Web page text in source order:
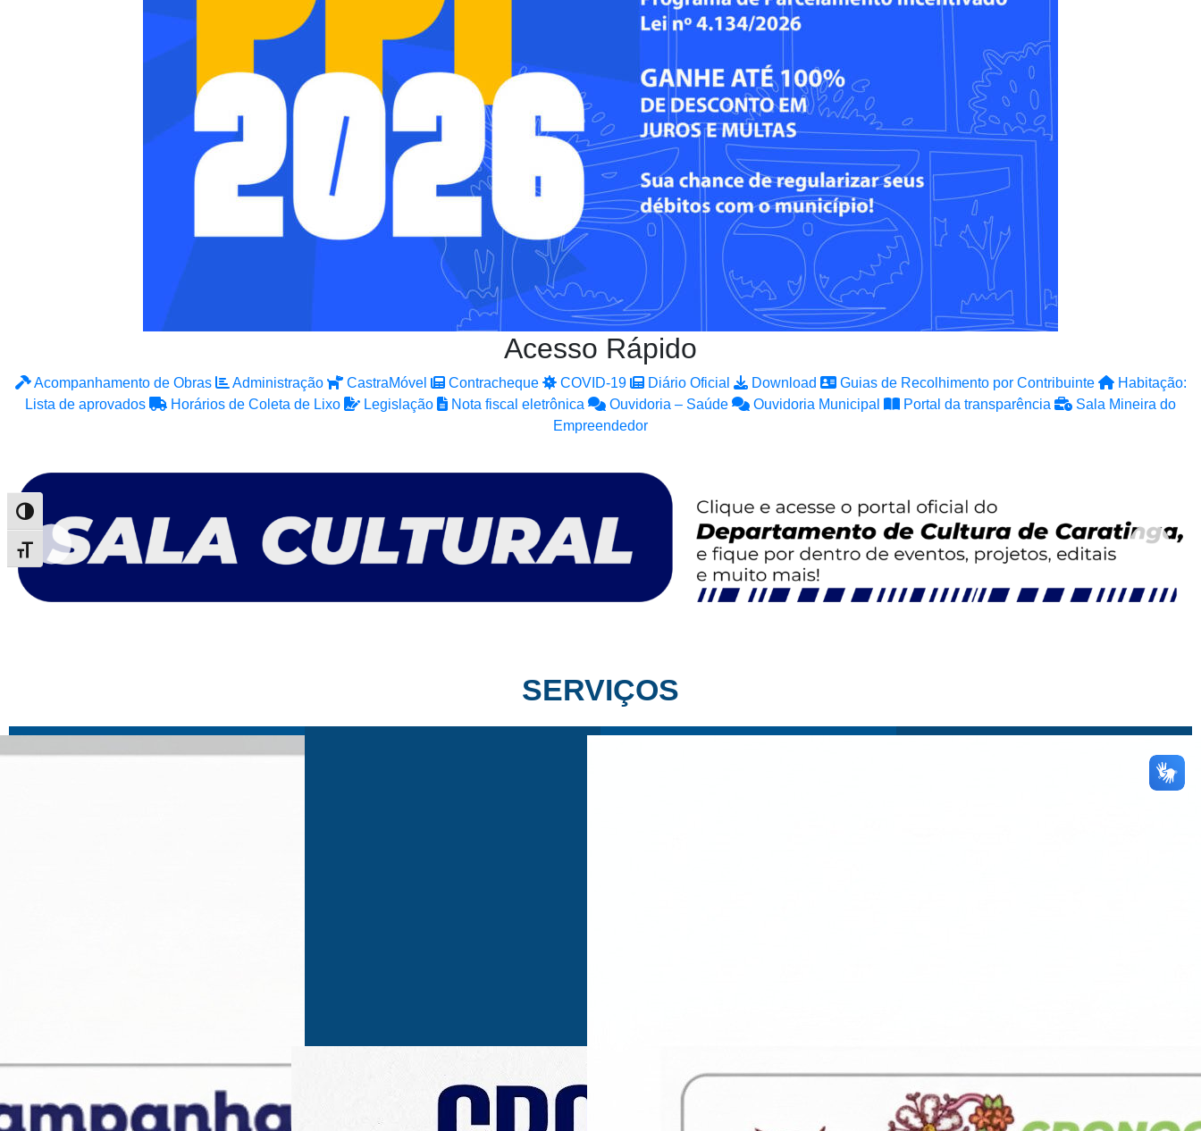
Alternar alto contraste
Alternar tamanho da fonte
Acesso Rápido
Acompanhamento de Obras Administração CastraMóvel Contracheque COVID-19 Diário Oficial Download Guias de Recolhimento por Contribuinte
Habitação:
Lista de aprovados
Horários de Coleta de Lixo Legislação Nota fiscal eletrônica Ouvidoria – Saúde Ouvidoria Municipal Portal da transparência
Sala Mineira do
Empreendedor
SERVIÇOS